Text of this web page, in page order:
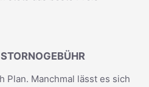
Plan. Manchmal lässt es sich